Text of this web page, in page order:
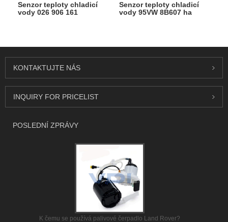
Senzor teploty chladicí
vody 026 906 161
Senzor teploty chladicí
vody 95VW 8B607 ha
KONTAKTUJTE NÁS
INQUIRY FOR PRICELIST
POSLEDNÍ ZPRÁVY
K čemu se používá palivové čerpadlo Land Rover?